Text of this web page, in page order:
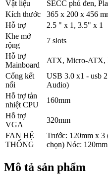
Vật liệu
SECC phủ đen,
Kích thước
365 x 200 x 456
Hỗ trợ
2.5 " x 1, 3.5" x 1
Khe mở
rộng
7 slots
Hỗ trợ
Mainboard
ATX, Micro-ATX,
Cổng kết
nối
USB 3.0 x1 - usb
Audio)
Hỗ trợ tản
nhiệt CPU
160mm
Hỗ trợ
VGA
320mm
FAN HỆ
THỐNG
Trước: 120mm x 3
chọn) Nóc:
Mô tả sản phẩm